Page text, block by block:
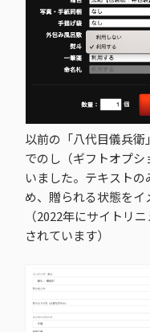
以前の「八代目儀兵
でのし（ギフトオプ
いました。テキスト
め、贈られる状態をイ
（2022年にサイトリ
されています）